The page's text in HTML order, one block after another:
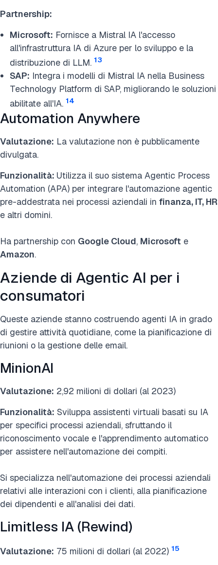
Partnership:
Microsoft: Fornisce a Mistral IA l'accesso
all'infrastruttura IA di Azure per lo sviluppo e la
distribuzione di LLM. 13
SAP: Integra i modelli di Mistral IA nella Business
Technology Platform di SAP, migliorando le soluzioni
abilitate all'IA. 14
Automation Anywhere
Valutazione: La valutazione non è pubblicamente
divulgata.
Funzionalità: Utilizza il suo sistema Agentic Process
Automation (APA) per integrare l'automazione agentic
pre-addestrata nei processi aziendali in finanza, IT, HR
e altri domini.
Ha partnership con Google Cloud, Microsoft e
Amazon.
Aziende di Agentic AI per i
consumatori
Queste aziende stanno costruendo agenti IA in grado
di gestire attività quotidiane, come la pianificazione di
riunioni o la gestione delle email.
MinionAI
Valutazione: 2,92 milioni di dollari (al 2023)
Funzionalità: Sviluppa assistenti virtuali basati su IA
per specifici processi aziendali, sfruttando il
riconoscimento vocale e l'apprendimento automatico
per assistere nell'automazione dei compiti.
Si specializza nell'automazione dei processi aziendali
relativi alle interazioni con i clienti, alla pianificazione
dei dipendenti e all'analisi dei dati.
Limitless IA (Rewind)
Valutazione: 75 milioni di dollari (al 2022) 15